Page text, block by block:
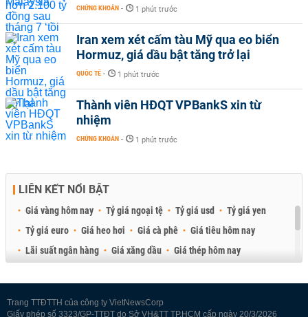
CHỨNG KHOÁN - 1 phút trước
Iran xem xét cấm tàu Mỹ qua eo biển
Hormuz, giá dầu bật tăng trở lại
QUỐC TẾ - 1 phút trước
Thành viên HĐQT VPBankS xin từ
nhiệm
CHỨNG KHOÁN - 1 phút trước
LIÊN KẾT NỔI BẬT
Giá vàng hôm nay Tỷ giá ngoại tệ Tỷ giá usd
Tỷ giá yen
Tỷ giá euro
Giá heo hơi Giá cà phê
Giá tiêu hôm nay
Lãi suất ngân hàng
Giá xăng dầu
Giá thép hôm nay
Trang TTĐTTH của công ty VietNewsCorp
Giấy phép số 3323/GP-TTĐT do Sở VH&TT TP.HCM cấp ngày 20/3/2026